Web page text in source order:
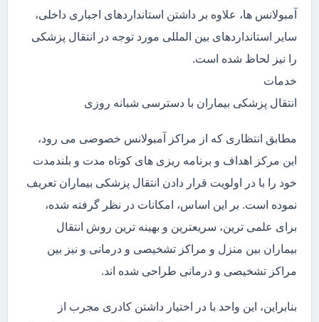
آمبولانس ها، علاوه بر داشتن استانداردهای اجباری داخلی،
سایر استانداردهای بین المللی مورد توجه در انتقال پزشکی
را نیز لحاظ شده است.
خدمات
انتقال پزشکی بیماران با دسترسی شبانه روزی
مطابق انتظاری که از مراکز آمبولانس خصوصی می رود،
این مرکز اهداف و برنامه ریزی های کوتاه مدت و بلندمدت
خود را با در اولویت قرار دادن انتقال پزشکی بیماران تعریف
نموده است. بر این اساس، امکانات در نظر گرفته شده،
برای علمی ترین، سریعترین و بهینه ترین روش انتقال
بیماران بین منزل و مراکز تشخیصی و درمانی و نیز بین
مراکز تشخیصی و درمانی طراحی شده اند.
بنابراین، این واحد با در اختیار داشتن کادری مجرب از